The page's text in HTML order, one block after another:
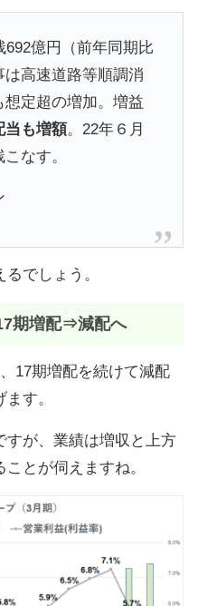
692億円（前年同期比
は高速道路等順調消
定超の増加。増益
当も増額。22年６月
なす。
でしょう。
期増配⇒減配へ
17期増配を続けて減配
す。
すが、業績は増収と上方
とが伺えますね。